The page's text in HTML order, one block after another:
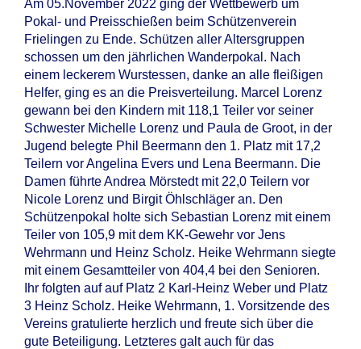
Am 05.November 2022 ging der Wettbewerb um
Pokal- und Preisschießen beim Schützenverein
Frielingen zu Ende. Schützen aller Altersgruppen
schossen um den jährlichen Wanderpokal. Nach
einem leckerem Wurstessen, danke an alle fleißigen
Helfer, ging es an die Preisverteilung. Marcel Lorenz
gewann bei den Kindern mit 118,1 Teiler vor seiner
Schwester Michelle Lorenz und Paula de Groot, in der
Jugend belegte Phil Beermann den 1. Platz mit 17,2
Teilern vor Angelina Evers und Lena Beermann. Die
Damen führte Andrea Mörstedt mit 22,0 Teilern vor
Nicole Lorenz und Birgit Öhlschläger an. Den
Schützenpokal holte sich Sebastian Lorenz mit einem
Teiler von 105,9 mit dem KK-Gewehr vor Jens
Wehrmann und Heinz Scholz. Heike Wehrmann siegte
mit einem Gesamtteiler von 404,4 bei den Senioren.
Ihr folgten auf auf Platz 2 Karl-Heinz Weber und Platz
3 Heinz Scholz. Heike Wehrmann, 1. Vorsitzende des
Vereins gratulierte herzlich und freute sich über die
gute Beteiligung. Letzteres galt auch für das